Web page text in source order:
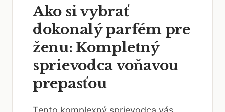
Ako si vybrať
dokonalý parfém pre
ženu: Kompletný
sprievodca voňavou
prepasťou
Tento komplexný sprievodca vás